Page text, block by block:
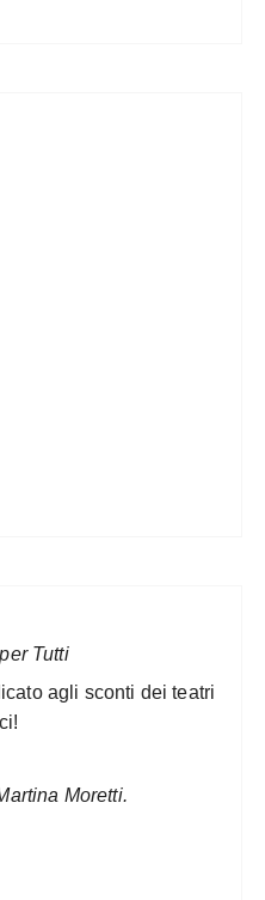
Tutti
agli sconti dei teatri
Moretti.